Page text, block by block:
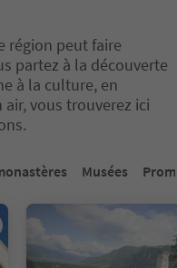
région peut faire
partez à la découverte
à la culture, en
vous trouverez ici
un onglet
Musées